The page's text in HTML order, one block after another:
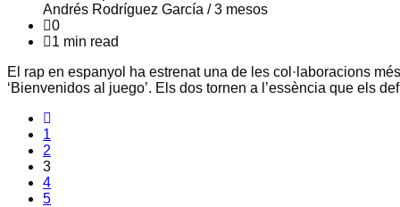
Andrés Rodríguez García /3 mesos
0
1 min read
El rap en espanyol ha estrenat una de les col·laboracions
‘Bienvenidos al juego’. Els dos tornen a l’essència que els
1
2
3
4
5